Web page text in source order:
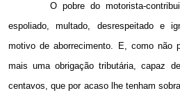
O pobre do motorista-
espoliado, multado, desrespeitado e
motivo de aborrecimento. E, como não
mais uma obrigação tributária, capaz
centavos, que por acaso lhe tenham